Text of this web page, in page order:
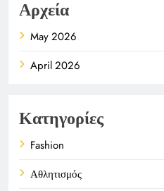
Αρχεία
May 2026
April 2026
Κατηγορίες
Fashion
Αθλητισμός